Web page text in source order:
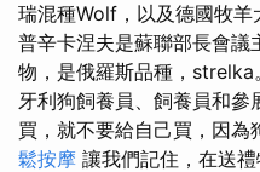
瑞混種Wolf，以及德國牧羊
普辛卡涅夫是蘇聯部長會議
物，是俄羅斯品種，strelka
牙利狗飼養員、飼養員和
買，就不要給自己買，因為
鬆按摩 讓我們記住，在送